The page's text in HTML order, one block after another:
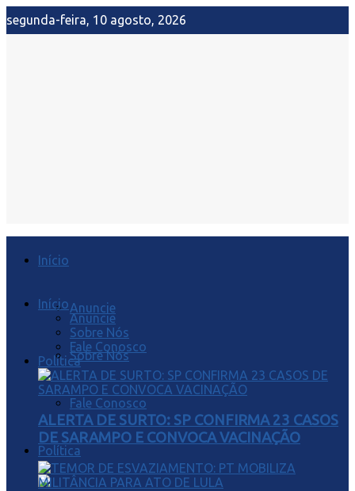
segunda-feira, 10 agosto, 2026
Início
Anuncie
Sobre Nós
Fale Conosco
Política
Início
Anuncie
Sobre Nós
Fale Conosco
Política
ALERTA DE SURTO: SP CONFIRMA 23 CASOS
DE SARAMPO E CONVOCA VACINAÇÃO